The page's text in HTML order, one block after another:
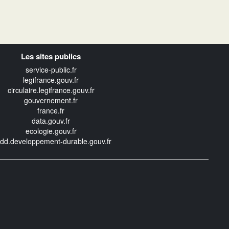
Les sites publics
service-public.fr
legifrance.gouv.fr
circulaire.legifrance.gouv.fr
gouvernement.fr
france.fr
data.gouv.fr
ecologie.gouv.fr
durable.gouv.fr